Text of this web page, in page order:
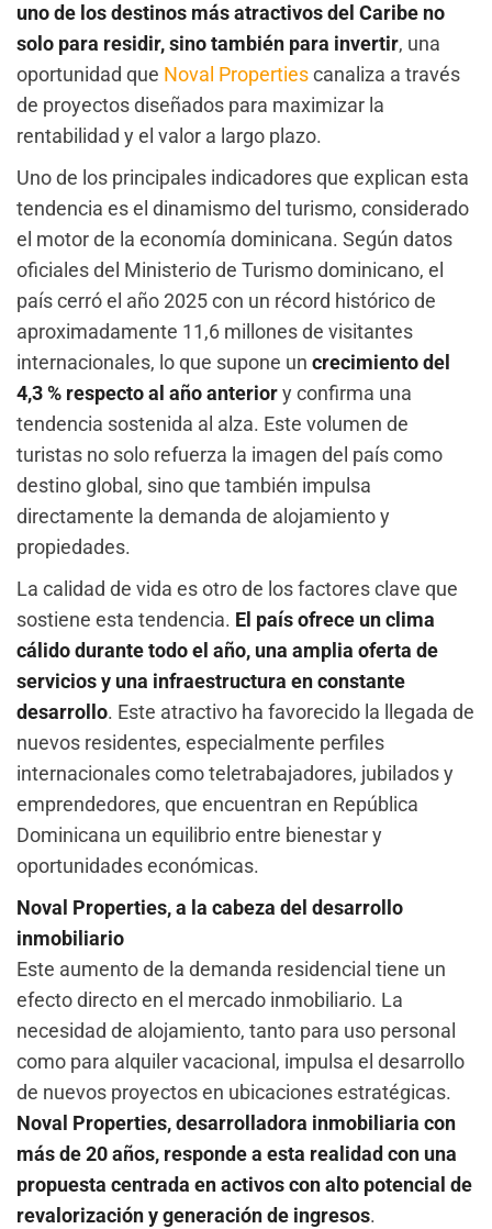
uno de los destinos más atractivos del Caribe no
solo para residir, sino también para invertir, una
oportunidad que Noval Propertiescanaliza a través
de proyectos diseñados para maximizar la
rentabilidad y el valor a largo plazo.
Uno de los principales indicadores que explican esta
tendencia es el dinamismo del turismo, considerado
el motor de la economía dominicana. Según datos
oficiales del Ministerio de Turismo dominicano, el
país cerró el año 2025 con un récord histórico de
aproximadamente 11,6 millones de visitantes
internacionales, lo que supone un crecimiento del
4,3 % respecto al año anteriory confirma una
tendencia sostenida al alza. Este volumen de
turistas no solo refuerza la imagen del país como
destino global, sino que también impulsa
directamente la demanda de alojamiento y
propiedades.
La calidad de vida es otro de los factores clave que
sostiene esta tendencia. El país ofrece un clima
cálido durante todo el año, una amplia oferta de
servicios y una infraestructura en constante
desarrollo. Este atractivo ha favorecido la llegada de
nuevos residentes, especialmente perfiles
internacionales como teletrabajadores, jubilados y
emprendedores, que encuentran en República
Dominicana un equilibrio entre bienestar y
oportunidades económicas.
Noval Properties, a la cabeza del desarrollo
inmobiliario
Este aumento de la demanda residencial tiene un
efecto directo en el mercado inmobiliario. La
necesidad de alojamiento, tanto para uso personal
como para alquiler vacacional, impulsa el desarrollo
de nuevos proyectos en ubicaciones estratégicas.
Noval Properties, desarrolladora inmobiliaria con
más de 20 años, responde a esta realidad con una
propuesta centrada en activos con alto potencial de
revalorización y generación de ingresos.